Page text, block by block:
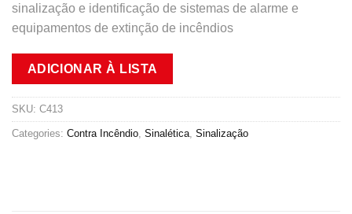
sinalização e identificação de sistemas de alarme e
equipamentos de extinção de incêndios
ADICIONAR À LISTA
SKU: C413
Categories: Contra Incêndio Sinalética Sinalização